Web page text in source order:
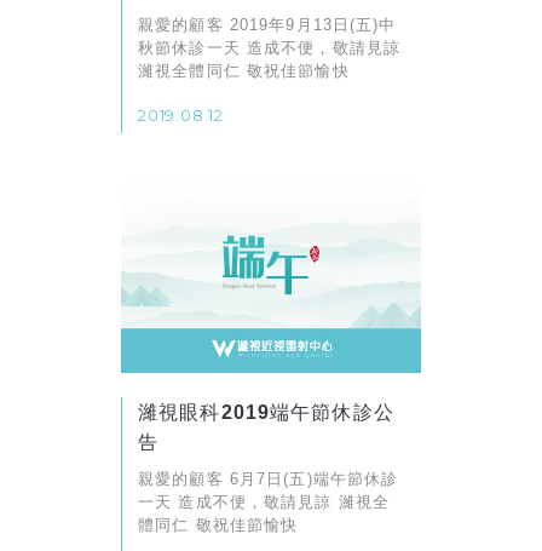
親愛的顧客 2019年9月13日(五)中
秋節休診一天 造成不便，敬請見諒
濰視全體同仁 敬祝佳節愉快
2019.08.12
濰視眼科2019端午節休診公
告
親愛的顧客 6月7日(五)端午節休診
一天 造成不便，敬請見諒 濰視全
體同仁 敬祝佳節愉快